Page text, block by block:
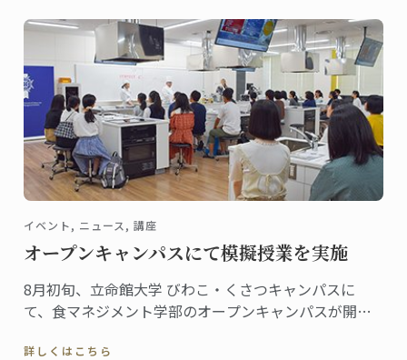
イベント, ニュース, 講座
オープンキャンパスにて模擬授業を実施
8月初旬、立命館大学 びわこ・くさつキャンパスに
て、食マネジメント学部のオープンキャンパスが開催
詳しくはこちら